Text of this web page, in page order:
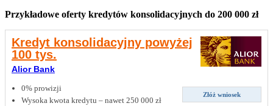
Przykładowe oferty kredytów konsolidacyjnych do 200 000 zł
Kredyt konsolidacyjny powyżej
100 tys.
Alior Bank
Złóż wniosek
0% prowizji
Wysoka kwota kredytu – nawet 250 000 zł